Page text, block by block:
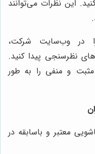
این نظرات می‌توانند
در وب‌سایت شرکت،
نظرسنجی پیدا کنید.
و منفی را به طور
معتبر و باسابقه در